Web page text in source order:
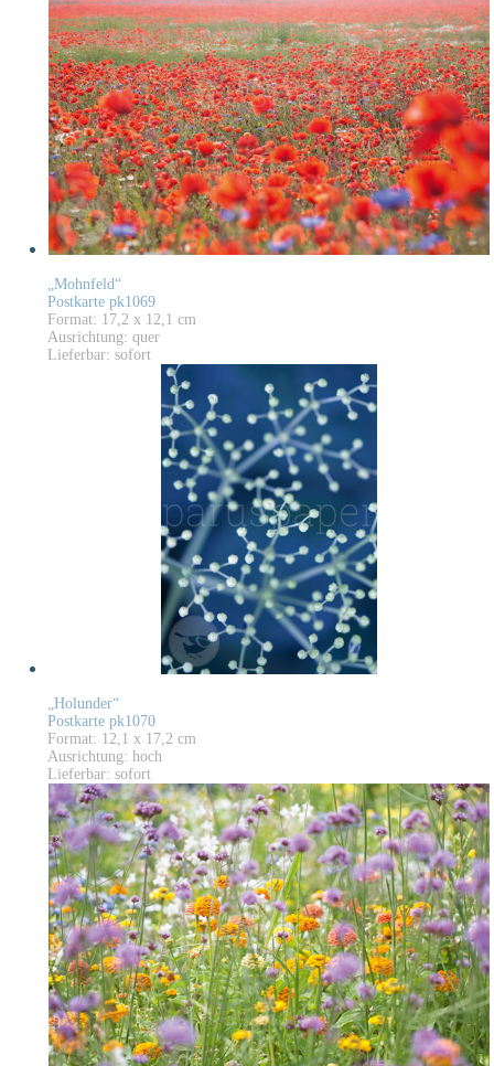
„Mohnfeld“
Postkarte pk1069
Format: 17,2 x 12,1 cm
Ausrichtung: quer
Lieferbar: sofort
„Holunder“
Postkarte pk1070
Format: 12,1 x 17,2 cm
Ausrichtung: hoch
Lieferbar: sofort